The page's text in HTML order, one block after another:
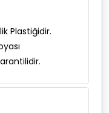
Plastiğidir.